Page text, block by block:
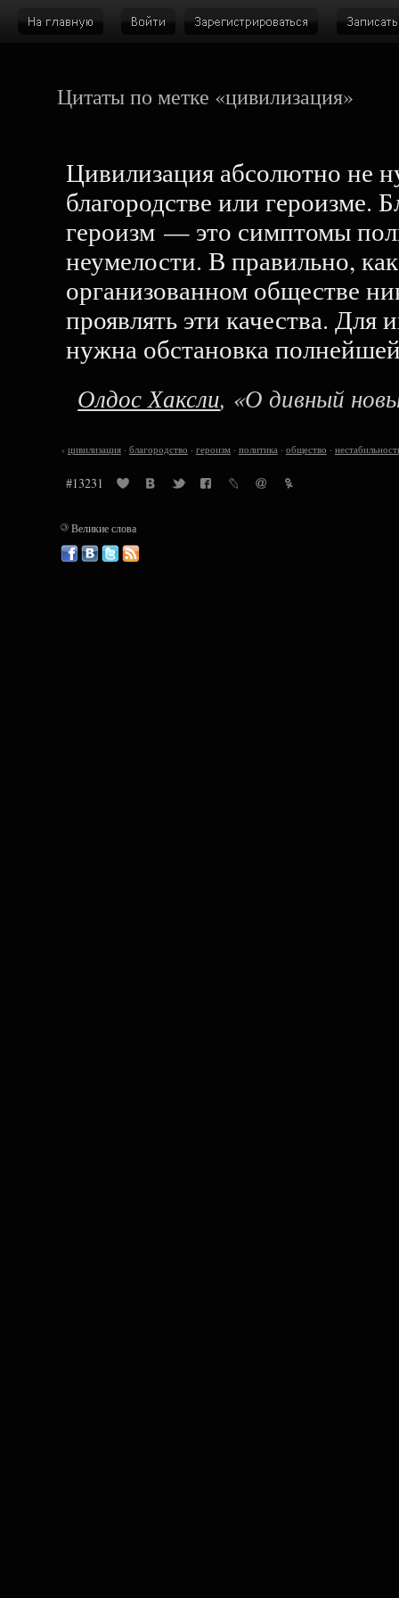
Цитаты по метке «цивилизация»
Цивилизация абсолютно не
благородстве или героизме.
героизм — это симптомы
неумелости. В правильно,
организованном обществе
проявлять эти качества. Для
нужна обстановка
Олдос Хаксли, «О дивный
‹ цивилизация· благородство · героизм· политика· общество ·
#13231
©Великие слова